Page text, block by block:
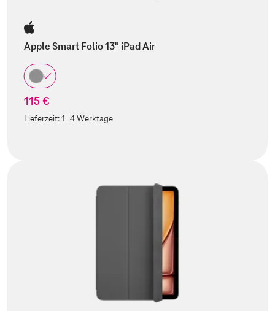
Apple Smart Folio 13" iPad Air
115 €
Lieferzeit:1-4 Werktage